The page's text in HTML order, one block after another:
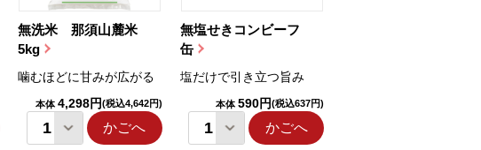
無洗米 那須山麓米
5kg
噛むほどに甘みが広がる
本体 4,298円(税込4,642円)
かごへ
無塩せきコンビーフ
缶
塩だけで引き立つ旨み
本体 590円(税込637円)
かごへ